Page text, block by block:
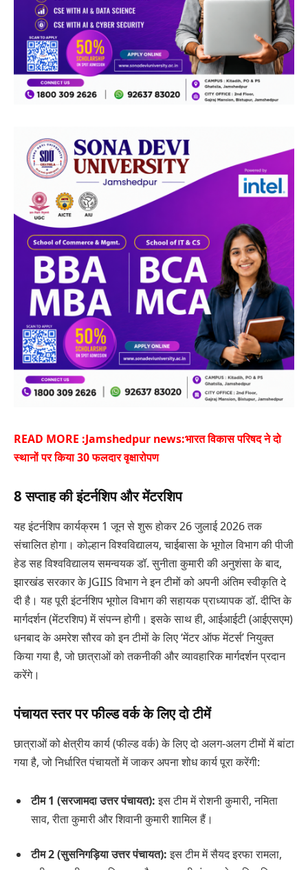
READ MORE :Jamshedpur news:भारत विकास परिषद ने दो
स्थानों पर किया 30 फलदार वृक्षारोपण
8 सप्ताह की इंटर्नशिप और मेंटरशिप
यह इंटर्नशिप कार्यक्रम 1 जून से शुरू होकर 26 जुलाई 2026 तक
संचालित होगा। कोल्हान विश्वविद्यालय, चाईबासा के भूगोल विभाग की पीजी
हेड सह विश्वविद्यालय समन्वयक डॉ. सुनीता कुमारी की अनुशंसा के बाद,
झारखंड सरकार के JGIIS विभाग ने इन टीमों को अपनी अंतिम स्वीकृति दे
दी है। यह पूरी इंटर्नशिप भूगोल विभाग की सहायक प्राध्यापक डॉ. दीप्ति के
मार्गदर्शन (मेंटरशिप) में संपन्न होगी। इसके साथ ही, आईआईटी (आईएसएम)
धनबाद के अमरेश सौरव को इन टीमों के लिए ‘मेंटर ऑफ मेंटर्स’ नियुक्त
किया गया है, जो छात्राओं को तकनीकी और व्यावहारिक मार्गदर्शन प्रदान
करेंगे।
पंचायत स्तर पर फील्ड वर्क के लिए दो टीमें
छात्राओं को क्षेत्रीय कार्य (फील्ड वर्क) के लिए दो अलग-अलग टीमों में बांटा
गया है, जो निर्धारित पंचायतों में जाकर अपना शोध कार्य पूरा करेंगी:
टीम 1 (सरजामदा उत्तर पंचायत):इस टीम में रोशनी कुमारी, नमिता
साव, रीता कुमारी और शिवानी कुमारी शामिल हैं।
टीम 2 (सुसनिगड़िया उत्तर पंचायत):इस टीम में सैयद इरफा रामला,